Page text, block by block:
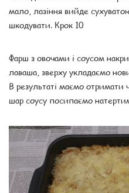
мало, лазіння вийде
шкодувати. Крок 10
Фарш з овочами і соусом
лаваша, зверху укладаємо
В результаті маємо отримати
шар соусу посипаємо